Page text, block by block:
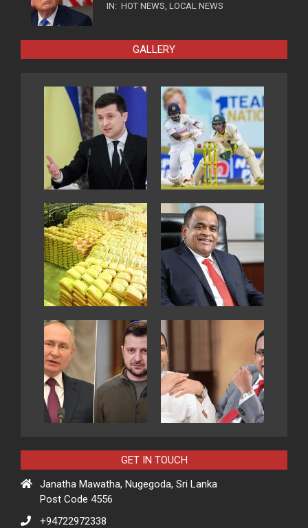
IN: HOT NEWS, LOCAL NEWS
GALLERY
GET IN TOUCH
Janatha Mawatha, Nugegoda, Sri Lanka
Post Code 4556
+94722972338